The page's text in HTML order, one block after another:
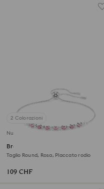
2 Colorazioni
Nuovo
Braccialetto Matrix
Taglio Round, Rosa, Placcato rodio
109 CHF